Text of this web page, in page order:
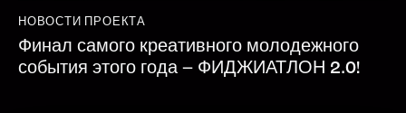
НОВОСТИ ПРОЕКТА
Финал самого креативного молодежного
события этого года – ФИДЖИАТЛОН 2.0!